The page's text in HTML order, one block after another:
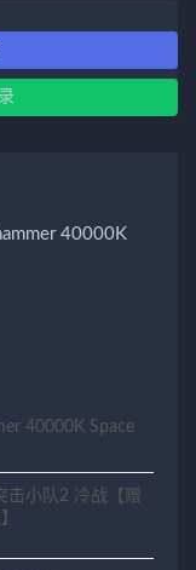
40000K Space
击小队2 冷战【赠